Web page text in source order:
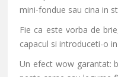
mini-fondue sau cina in
Fie ca este vorba de
capacul si introduceti-o
Un efect wow garantat: